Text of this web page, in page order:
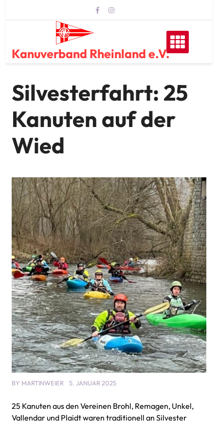
Kanuverband Rheinland e.V.
Silvesterfahrt: 25
Kanuten auf der
Wied
BY MARTINWEIER 5. JANUAR 2025
25 Kanuten aus den Vereinen Brohl, Remagen, Unkel,
Vallendar und Plaidt waren traditionell an Silvester